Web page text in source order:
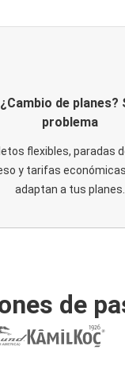
¿Cambio de planes?
problema
flexibles, paradas
y tarifas
adaptan a tus planes.
de